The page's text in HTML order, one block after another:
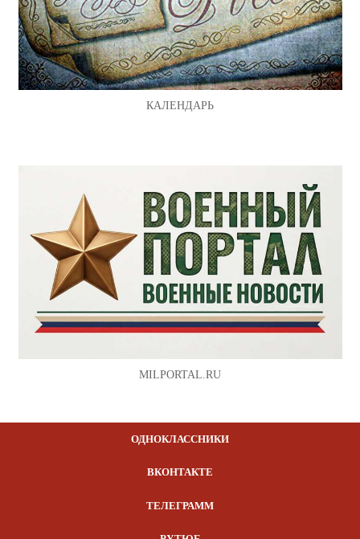
КАЛЕНДАРЬ
MILPORTAL.RU
ОДНОКЛАССНИКИ
ВКОНТАКТЕ
ТЕЛЕГРАММ